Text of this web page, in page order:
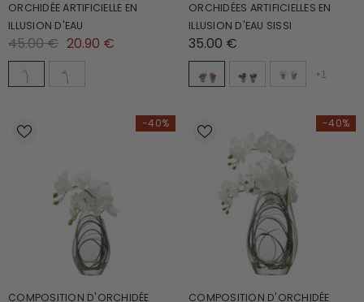
ORCHIDÉE ARTIFICIELLE EN
ILLUSION D'EAU
45.00 € 20.90 €
ORCHIDÉES ARTIFICIELLES EN
ILLUSION D'EAU SISSI
35.00 €
+1
-40%
COMPOSITION D'ORCHIDÉE
-40%
COMPOSITION D'ORCHIDÉE